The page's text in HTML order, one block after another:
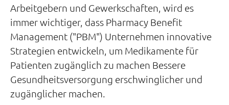
Arbeitgebern und Gewerkschaften, wird es
immer wichtiger, dass Pharmacy Benefit
Management ("PBM") Unternehmen innovative
Strategien entwickeln, um Medikamente für
Patienten zugänglich zu machen Bessere
Gesundheitsversorgung erschwinglicher und
zugänglicher machen.